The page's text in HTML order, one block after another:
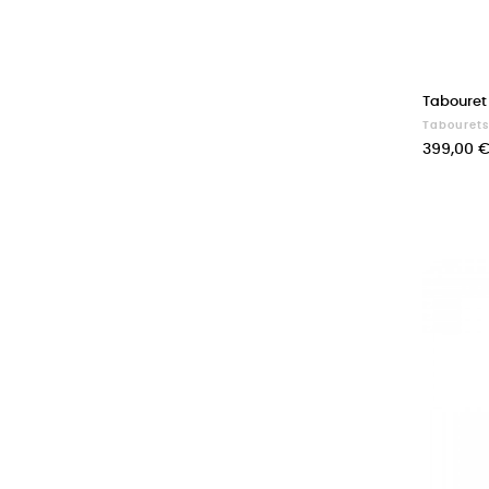
Tabouret
Tabourets
Prix
399,00 €